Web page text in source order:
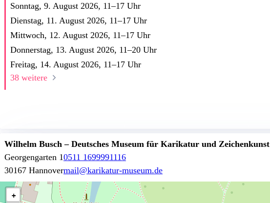
Sonntag, 9. August 2026, 11–17 Uhr
Dienstag, 11. August 2026, 11–17 Uhr
Mittwoch, 12. August 2026, 11–17 Uhr
Donnerstag, 13. August 2026, 11–20 Uhr
Freitag, 14. August 2026, 11–17 Uhr
38 weitere
Wilhelm Busch – Deutsches Museum für Karikatur und Zeichenkunst
Georgengarten 1
30167 Hannover
0511 1699991116
mail@karikatur-museum.de
+